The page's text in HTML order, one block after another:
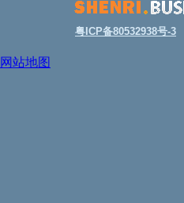
粤ICP备80532938号-3
网站地图